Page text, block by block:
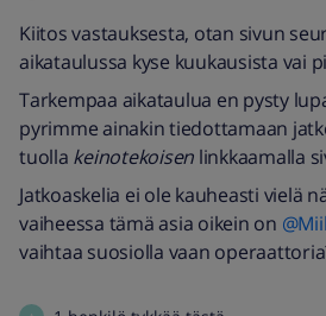
Kiitos vastauksesta, otan sivun
aikataulussa kyse kuukausista vai
Tarkempaa aikataulua en pysty
pyrimme ainakin tiedottamaan
tuolla keinotekoisen linkkaamalla
Jatkoaskelia ei ole kauheasti vielä
vaiheessa tämä asia oikein on
vaihtaa suosiolla vaan